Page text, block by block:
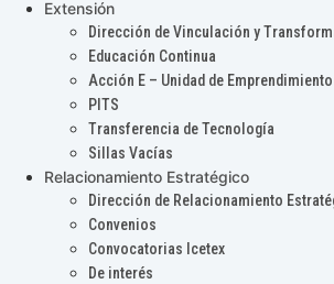
Extensión
Dirección de Vinculación y
Educación Continua
Acción E – Unidad de Emprendimiento
PITS
Transferencia de Tecnología
Sillas Vacías
Relacionamiento Estratégico
Dirección de Relacionamiento
Convenios
Convocatorias Icetex
De interés